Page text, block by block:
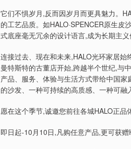
它们不惧岁月,反而因岁月而更具魅力。
的工艺品质。如HALO·SPENCER原生
式底座毫无冗余的设计语言,成为长期主义
连接过去、现在和未来,HALO光环家居
曼特斯特的古董店开始,跨越半个世纪,与
产品、服务、体验与生活方式带给中国
的沙发、一种可持续的高质感、一种可融
愿在这个季节,诚邀您前往各城HALO正品
即日起-10月10日,凡购任意产品,更可获